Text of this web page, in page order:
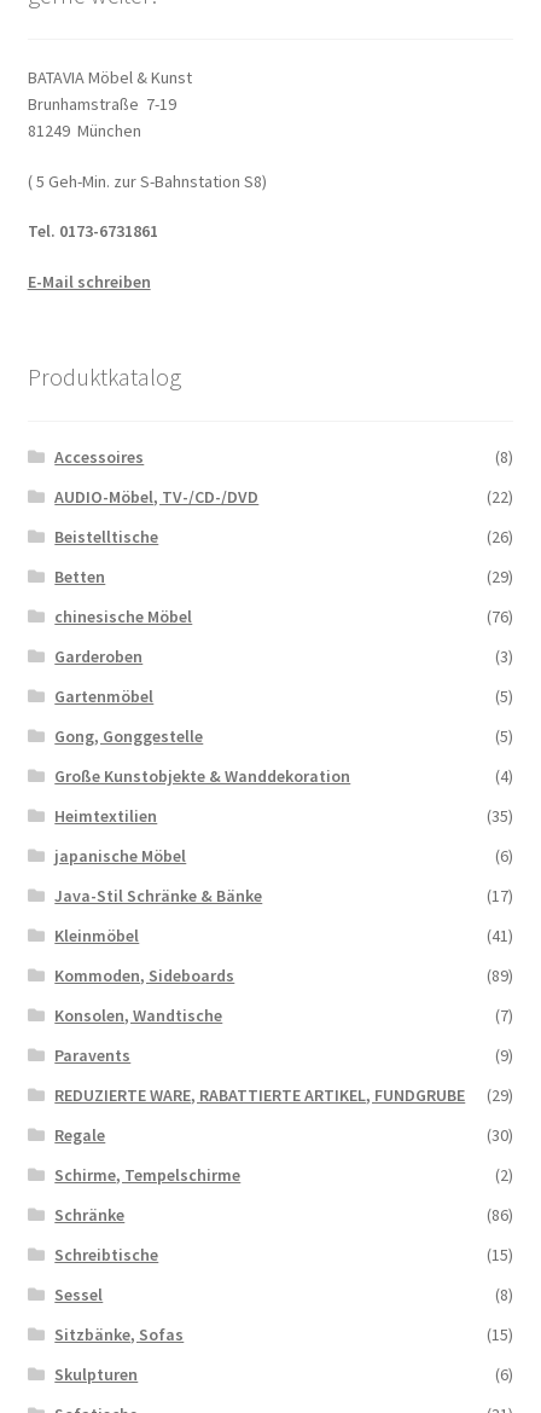
Zahlungsarten
BATAVIA Möbel & Kunst
Brunhamstraße 7-19
81249 München
( 5 Geh-Min. zur S-Bahnstation S8)
Tel. 0173-6731861
E-Mail schreiben
Produktkatalog
Accessoires
(8)
AUDIO-Möbel, TV-/CD-/DVD
(22)
Beistelltische
(26)
Betten
(29)
chinesische Möbel
(76)
Garderoben
(3)
Gartenmöbel
(5)
Gong, Gonggestelle
(5)
Große Kunstobjekte & Wanddekoration
(4)
Heimtextilien
(35)
japanische Möbel
(6)
Java-Stil Schränke & Bänke
(17)
Kleinmöbel
(41)
Kommoden, Sideboards
(89)
Konsolen, Wandtische
(7)
Paravents
(9)
REDUZIERTE WARE, RABATTIERTE ARTIKEL, FUNDGRUBE
(29)
Regale
(30)
Schirme, Tempelschirme
(2)
Schränke
(86)
Schreibtische
(15)
Sessel
(8)
Sitzbänke, Sofas
(15)
Skulpturen
(6)